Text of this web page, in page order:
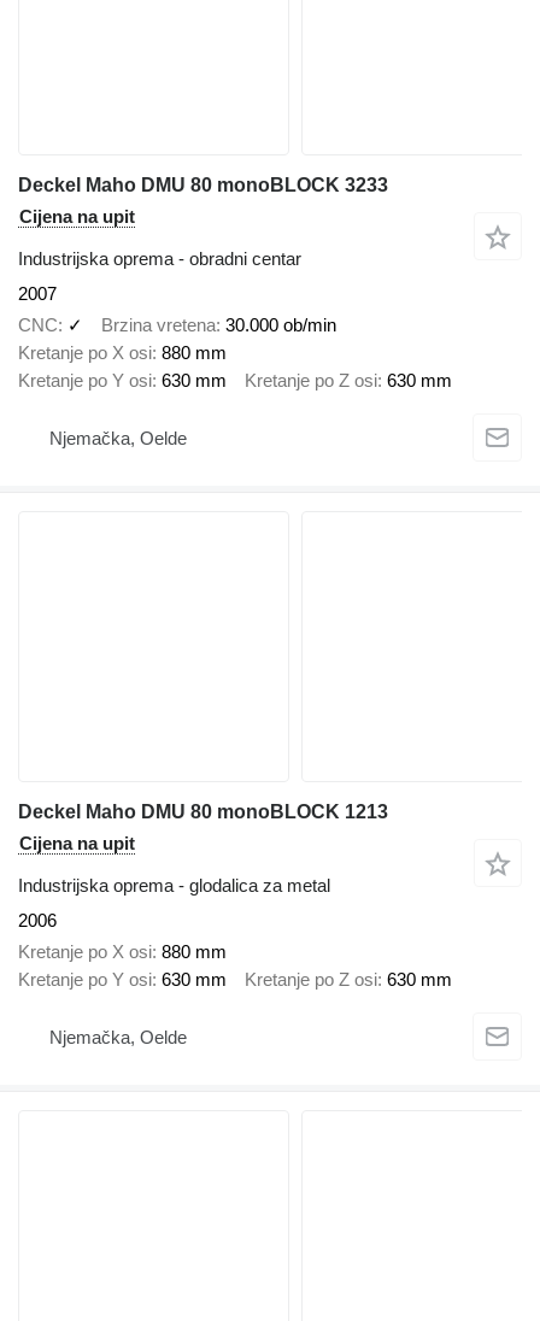
Deckel Maho DMU 80 monoBLOCK 3233
Cijena na upit
Industrijska oprema - obradni centar
2007
CNC
✓ Brzina vretena 30.000 ob/min
Kretanje po X osi 880 mm
Kretanje po Y osi 630 mm Kretanje po Z osi 630 mm
Njemačka, Oelde
Deckel Maho DMU 80 monoBLOCK 1213
Cijena na upit
Industrijska oprema - glodalica za metal
2006
Kretanje po X osi 880 mm
Kretanje po Y osi 630 mm Kretanje po Z osi 630 mm
Njemačka, Oelde